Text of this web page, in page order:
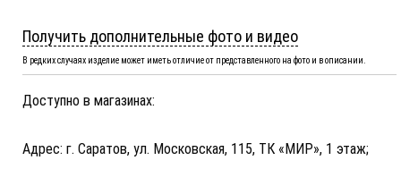
Получить дополнительные фото и видео
В редких случаях изделие может иметь отличие от представленного на фото и в описании.
Доступно в магазинах:
Адрес: г. Саратов, ул. Московская, 115, ТК «МИР», 1 этаж;